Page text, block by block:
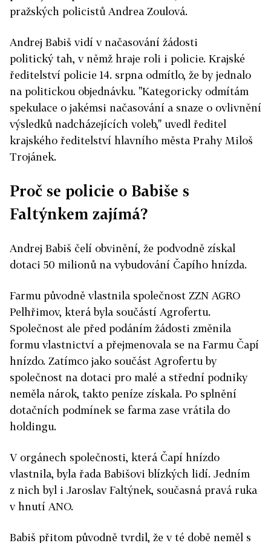
pražských policistů Andrea Zoulová.
Andrej Babiš vidí v načasování žádosti
politický tah, v němž hraje roli i policie. Krajské
ředitelství policie 14. srpna odmítlo, že by jednalo
na politickou objednávku. "Kategoricky odmítám
spekulace o jakémsi načasování a snaze o ovlivnění
výsledků nadcházejících voleb," uvedl ředitel
krajského ředitelství hlavního města Prahy Miloš
Trojánek.
Proč se policie o Babiše s
Faltýnkem zajímá?
Andrej Babiš čelí obvinění, že podvodně získal
dotaci 50 milionů na vybudování Čapího hnízda.
Farmu původně vlastnila společnost ZZN AGRO
Pelhřimov, která byla součástí Agrofertu.
Společnost ale před podáním žádosti změnila
formu vlastnictví a přejmenovala se na Farmu Čapí
hnízdo. Zatímco jako součást Agrofertu by
společnost na dotaci pro malé a střední podniky
neměla nárok, takto peníze získala. Po splnění
dotačních podmínek se farma zase vrátila do
holdingu.
V orgánech společnosti, která Čapí hnízdo
vlastnila, byla řada Babišovi blízkých lidí. Jedním
z nich byl i Jaroslav Faltýnek, současná pravá ruka
v hnutí ANO.
Babiš přitom původně tvrdil, že v té době neměl s